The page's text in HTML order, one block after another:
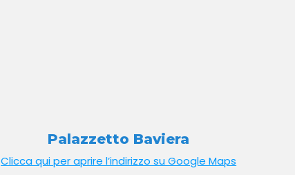
Palazzetto Baviera
Clicca qui per aprire l’indirizzo su Google Maps